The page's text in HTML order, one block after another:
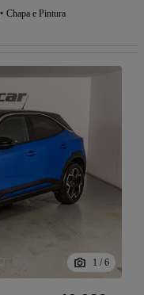
Chapa e Pintura
1 / 6